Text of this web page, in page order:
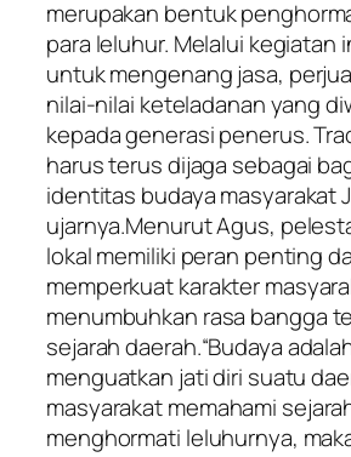
merupakan bentuk
para leluhur. Melalui kegiatan
untuk mengenang jasa,
nilai-nilai keteladanan yang
kepada generasi penerus.
harus terus dijaga sebagai
identitas budaya masyarakat
ujarnya.Menurut Agus,
lokal memiliki peran penting
memperkuat karakter
menumbuhkan rasa bangga
sejarah daerah.“Budaya
menguatkan jati diri suatu
masyarakat memahami
menghormati leluhurnya,